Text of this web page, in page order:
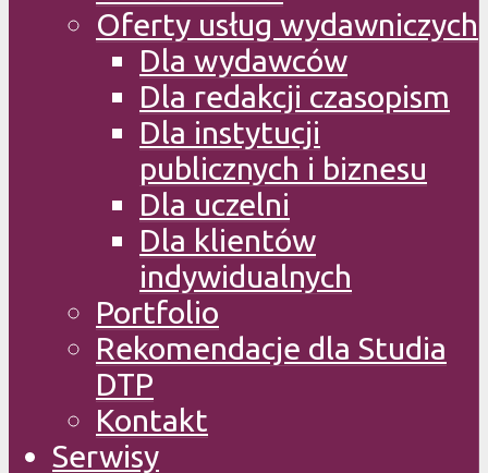
Oferty usług wydawniczych
Dla wydawców
Dla redakcji czasopism
Dla instytucji
publicznych i biznesu
Dla uczelni
Dla klientów
indywidualnych
Portfolio
Rekomendacje dla Studia
DTP
Kontakt
Serwisy